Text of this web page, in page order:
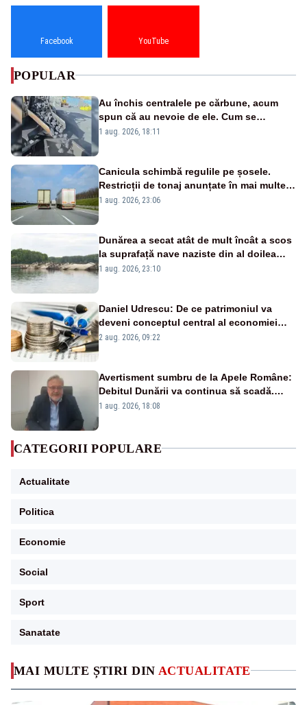
MAI MULTE ȘTIRI DIN ACTUALITATE
Facebook YouTube
POPULAR
Au închis centralele pe cărbune, acum
spun că au nevoie de ele. Cum se
pasează vina în plină criză energetică
1 aug. 2026, 18:11
Canicula schimbă regulile pe șosele.
Restricții de tonaj anunțate în mai multe
județe
1 aug. 2026, 23:06
Dunărea a secat atât de mult încât a scos
la suprafață nave naziste din al doilea
război mondial
1 aug. 2026, 23:10
Daniel Udrescu: De ce patrimoniul va
deveni conceptul central al economiei
viitoare?
2 aug. 2026, 09:22
Avertisment sumbru de la Apele Române:
Debitul Dunării va continua să scadă.
Cernavodă s-ar putea închide în 4 zile
1 aug. 2026, 18:08
CATEGORII POPULARE
Actualitate
Politica
Economie
Social
Sport
Sanatate